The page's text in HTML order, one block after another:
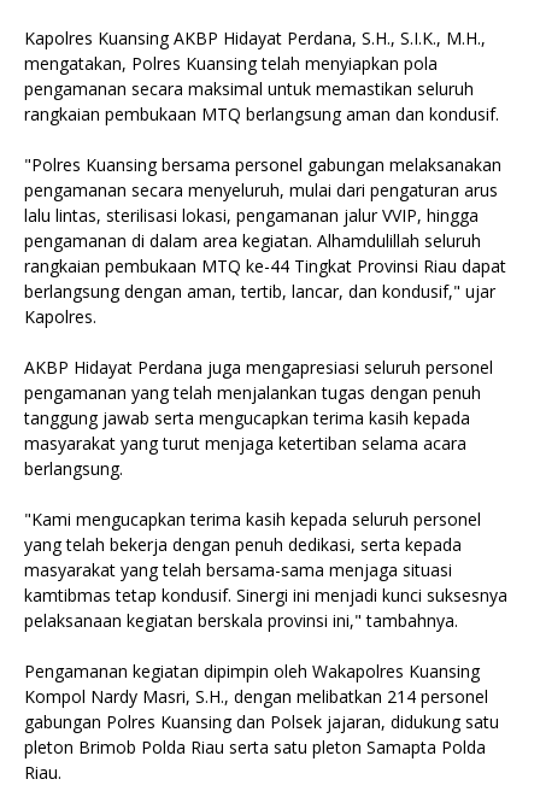
Kapolres Kuansing AKBP Hidayat Perdana, S.H., S.I.K., M.H.,
mengatakan, Polres Kuansing telah menyiapkan pola
pengamanan secara maksimal untuk memastikan seluruh
rangkaian pembukaan MTQ berlangsung aman dan kondusif.
"Polres Kuansing bersama personel gabungan melaksanakan
pengamanan secara menyeluruh, mulai dari pengaturan arus
lalu lintas, sterilisasi lokasi, pengamanan jalur VVIP, hingga
pengamanan di dalam area kegiatan. Alhamdulillah seluruh
rangkaian pembukaan MTQ ke-44 Tingkat Provinsi Riau dapat
berlangsung dengan aman, tertib, lancar, dan kondusif," ujar
Kapolres.
AKBP Hidayat Perdana juga mengapresiasi seluruh personel
pengamanan yang telah menjalankan tugas dengan penuh
tanggung jawab serta mengucapkan terima kasih kepada
masyarakat yang turut menjaga ketertiban selama acara
berlangsung.
"Kami mengucapkan terima kasih kepada seluruh personel
yang telah bekerja dengan penuh dedikasi, serta kepada
masyarakat yang telah bersama-sama menjaga situasi
kamtibmas tetap kondusif. Sinergi ini menjadi kunci suksesnya
pelaksanaan kegiatan berskala provinsi ini," tambahnya.
Pengamanan kegiatan dipimpin oleh Wakapolres Kuansing
Kompol Nardy Masri, S.H., dengan melibatkan 214 personel
gabungan Polres Kuansing dan Polsek jajaran, didukung satu
pleton Brimob Polda Riau serta satu pleton Samapta Polda
Riau.